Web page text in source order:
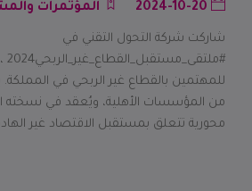
2024-10-20 المؤتمرات
شاركت شركة التحول التقني في
للمهتمين بالقطاع غير الربحي في
من المؤسسات الأهلية، ويُعقد في نسخته
محورية تتعلق بمستقبل الاقتصاد غير